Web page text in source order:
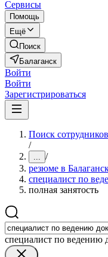
Сервисы
Помощь
Ещё
Поиск
Балаганск
Войти
Войти
Зарегистрироваться
Поиск
/
... /
резюме в
специалист по
полная занятость
специалист по ведению